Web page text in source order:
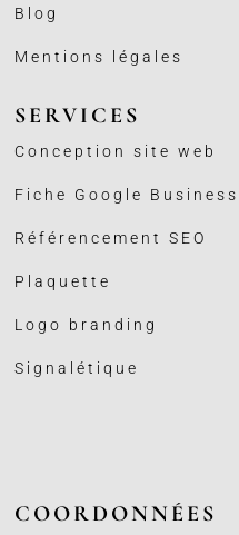
Blog
Mentions légales
SERVICES
Conception site web
Fiche Google Business
Référencement SEO
Plaquette
Logo branding
Signalétique
COORDONNÉES